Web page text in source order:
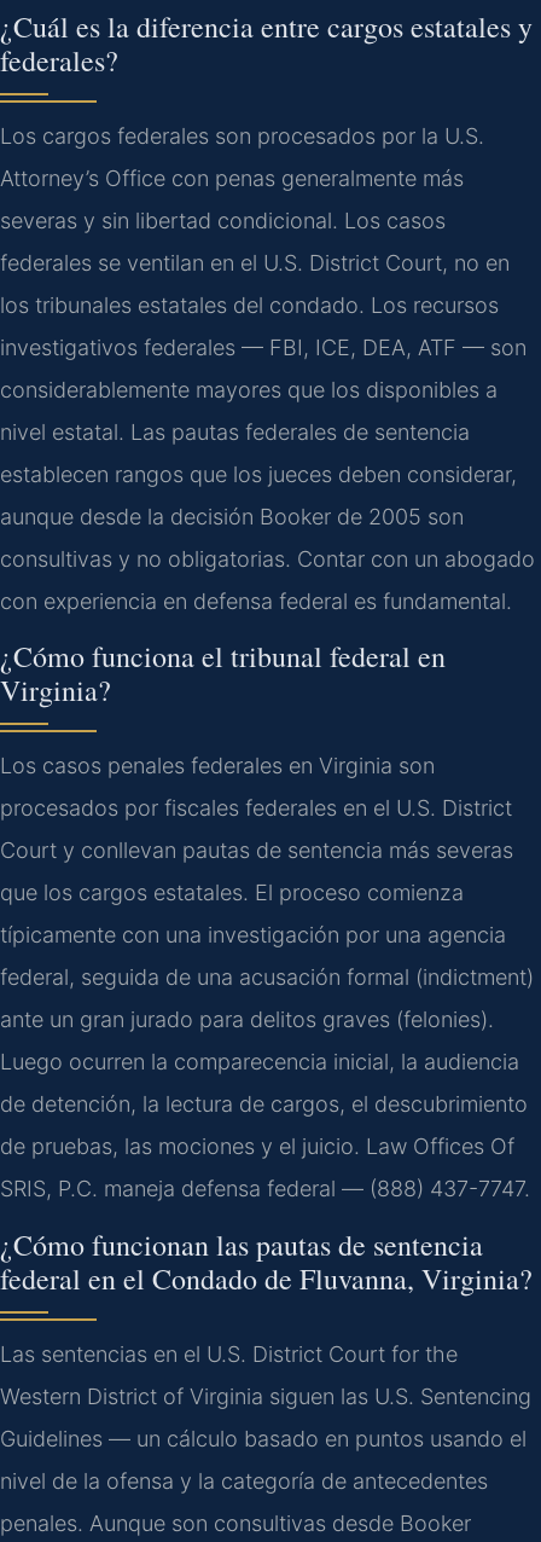
¿Cuál es la diferencia entre cargos estatales y
federales?
Los cargos federales son procesados por la U.S.
Attorney’s Office con penas generalmente más
severas y sin libertad condicional. Los casos
federales se ventilan en el U.S. District Court, no en
los tribunales estatales del condado. Los recursos
investigativos federales — FBI, ICE, DEA, ATF — son
considerablemente mayores que los disponibles a
nivel estatal. Las pautas federales de sentencia
establecen rangos que los jueces deben considerar,
aunque desde la decisión Booker de 2005 son
consultivas y no obligatorias. Contar con un abogado
con experiencia en defensa federal es fundamental.
¿Cómo funciona el tribunal federal en
Virginia?
Los casos penales federales en Virginia son
procesados por fiscales federales en el U.S. District
Court y conllevan pautas de sentencia más severas
que los cargos estatales. El proceso comienza
típicamente con una investigación por una agencia
federal, seguida de una acusación formal (indictment)
ante un gran jurado para delitos graves (felonies).
Luego ocurren la comparecencia inicial, la audiencia
de detención, la lectura de cargos, el descubrimiento
de pruebas, las mociones y el juicio. Law Offices Of
SRIS, P.C. maneja defensa federal — (888) 437-7747.
¿Cómo funcionan las pautas de sentencia
federal en el Condado de Fluvanna, Virginia?
Las sentencias en el U.S. District Court for the
Western District of Virginia siguen las U.S. Sentencing
Guidelines — un cálculo basado en puntos usando el
nivel de la ofensa y la categoría de antecedentes
penales. Aunque son consultivas desde Booker